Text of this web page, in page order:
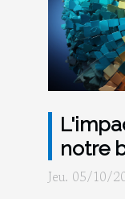
notre
Jeu. 05/10/